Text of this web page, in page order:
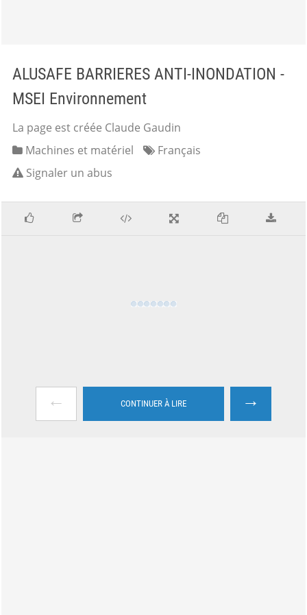
ALUSAFE BARRIERES ANTI-INONDATION -
MSEI Environnement
La page est créée Claude Gaudin
Machines et matériel
Français
Signaler un abus
← CONTINUER À LIRE →